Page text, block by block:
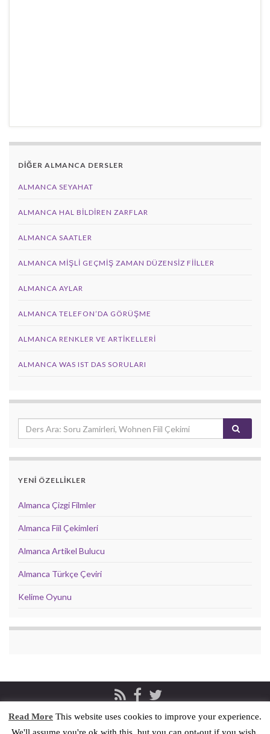
DİĞER ALMANCA DERSLER
ALMANCA SEYAHAT
ALMANCA HAL BILDIREN ZARFLAR
ALMANCA SAATLER
ALMANCA MIŞLI GEÇMIŞ ZAMAN DÜZENSIZ FIILLER
ALMANCA AYLAR
ALMANCA TELEFON’DA GÖRÜŞME
ALMANCA RENKLER VE ARTIKELLERI
ALMANCA WAS IST DAS SORULARI
YENİ ÖZELLİKLER
Almanca Çizgi Filmler
Almanca Fiil Çekimleri
Almanca Artikel Bulucu
Almanca Türkçe Çeviri
Kelime Oyunu
Privacy & Cookies Policy İletişim
Read More This website uses cookies to improve your experience.